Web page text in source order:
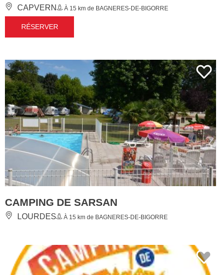
CAPVERN À 15 km de BAGNERES-DE-BIGORRE
RÉSERVER
CAMPING DE SARSAN
LOURDES À 15 km de BAGNERES-DE-BIGORRE